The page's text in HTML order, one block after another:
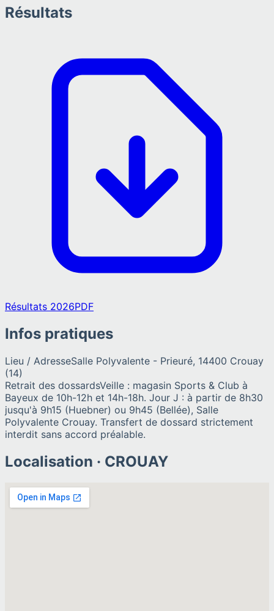
Résultats
Résultats 2026PDF
Infos pratiques
Lieu / AdresseSalle Polyvalente - Prieuré, 14400 Crouay
(14)
Retrait des dossardsVeille : magasin Sports & Club à
Bayeux de 10h-12h et 14h-18h. Jour J : à partir de 8h30
jusqu'à 9h15 (Huebner) ou 9h45 (Bellée), Salle
Polyvalente Crouay. Transfert de dossard strictement
interdit sans accord préalable.
Localisation · CROUAY